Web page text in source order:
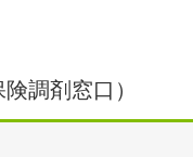
調剤窓口）